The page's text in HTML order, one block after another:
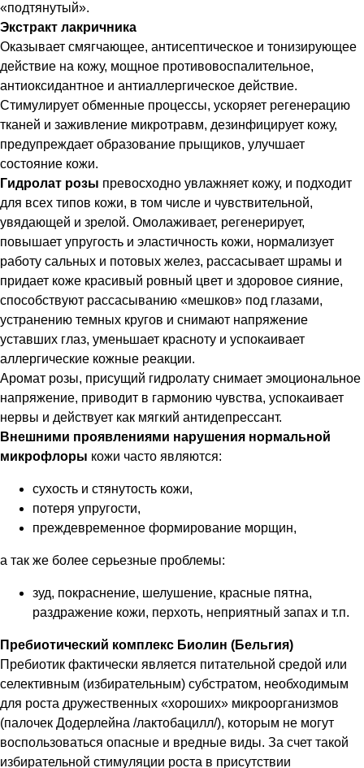
«подтянутый».
Экстракт лакричника
Оказывает смягчающее, антисептическое и тонизирующее
действие на кожу, мощное противовоспалительное,
антиоксидантное и антиаллергическое действие.
Стимулирует обменные процессы, ускоряет регенерацию
тканей и заживление микротравм, дезинфицирует кожу,
предупреждает образование прыщиков, улучшает
состояние кожи.
Гидролат розы превосходно увлажняет кожу, и подходит
для всех типов кожи, в том числе и чувствительной,
увядающей и зрелой. Омолаживает, регенерирует,
повышает упругость и эластичность кожи, нормализует
работу сальных и потовых желез, рассасывает шрамы и
придает коже красивый ровный цвет и здоровое сияние,
способствуют рассасыванию «мешков» под глазами,
устранению темных кругов и снимают напряжение
уставших глаз, уменьшает красноту и успокаивает
аллергические кожные реакции.
Аромат розы, присущий гидролату снимает эмоциональное
напряжение, приводит в гармонию чувства, успокаивает
нервы и действует как мягкий антидепрессант.
Внешними проявлениями нарушения нормальной
микрофлоры кожи часто являются:
сухость и стянутость кожи,
потеря упругости,
преждевременное формирование морщин,
а так же более серьезные проблемы:
зуд, покраснение, шелушение, красные пятна,
раздражение кожи, перхоть, неприятный запах и т.п.
Пребиотический комплекс Биолин (Бельгия)
Пребиотик фактически является питательной средой или
селективным (избирательным) субстратом, необходимым
для роста дружественных «хороших» микроорганизмов
(палочек Додерлейна /лактобацилл/), которым не могут
воспользоваться опасные и вредные виды. За счет такой
избирательной стимуляции роста в присутствии